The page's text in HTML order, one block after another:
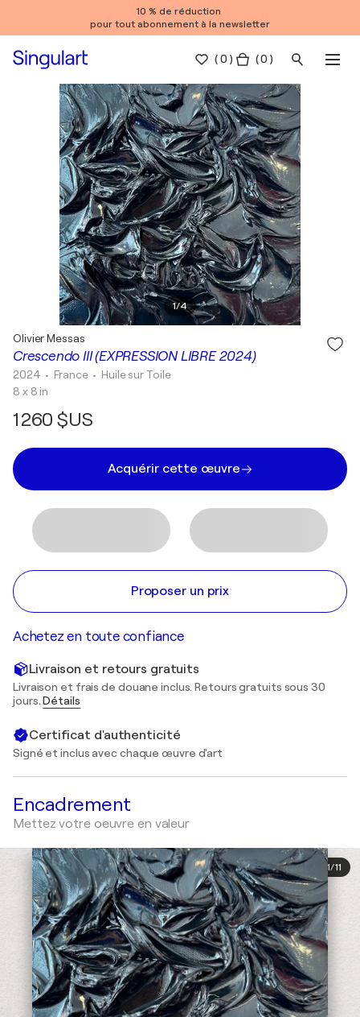
10 % de réduction
pour tout abonnement à la newsletter
(0 ) ( 0 )
1/4
Crescendo III (EXPRESSION LIBRE 2024)
Olivier Messas
2024 • France • Huile sur Toile
8 x 8 in
1 260 $US
Acquérir cette œuvre
Proposer un prix
Achetez en toute confiance
Livraison et retours gratuits
Livraison et frais de douane inclus. Retours gratuits sous 30
jours.Détails
Certificat d'authenticité
Signé et inclus avec chaque œuvre d'art
Encadrement
Mettez votre oeuvre en valeur
1/11